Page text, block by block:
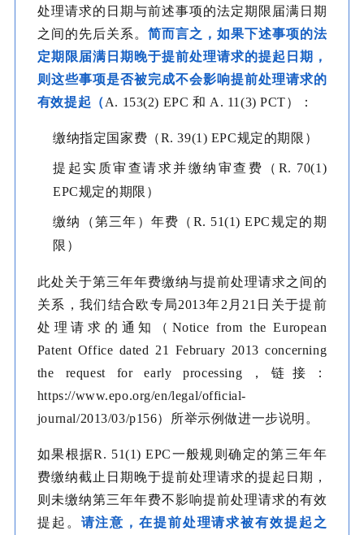
处理请求的日期与前述事项的法定期限届满日期
之间的先后关系。 简而言之，如果下述事项的法
定期限届满日期晚于提前处理请求的提起日期，
则这些事项是否被完成不会影响提前处理请求的
有效提起（A. 153(2) EPC 和 A. 11(3) PCT）：
缴纳指定国家费（R. 39(1) EPC规定的期限）
提起实质审查请求并缴纳审查费（R. 70(1)
EPC规定的期限）
缴纳（第三年）年费（R. 51(1) EPC规定的期
限）
此处关于第三年年费缴纳与提前处理请求之间的
关系，我们结合欧专局2013年2月21日关于提前
处理请求的通知（Notice from the European
Patent Office dated 21 February 2013 concerning
the request for early processing，链接：
https://www.epo.org/en/legal/official-
journal/2013/03/p156）所举示例做进一步说明。
如果根据R. 51(1) EPC一般规则确定的第三年年
费缴纳截止日期晚于提前处理请求的提起日期，
则未缴纳第三年年费不影响提前处理请求的有效
提起。 请注意，在提前处理请求被有效提起之